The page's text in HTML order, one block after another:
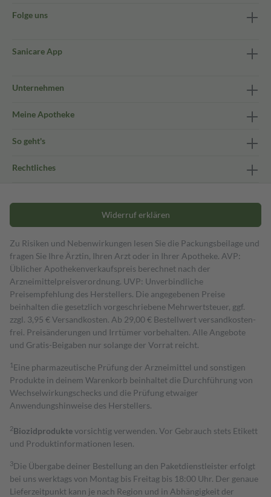
Folge uns
Sanicare App
Unternehmen
Meine Apotheke
So geht's
Rechtliches
Widerruf erklären
Zu Risiken und Nebenwirkungen lesen Sie die Packungsbeilage und
fragen Sie Ihre Ärztin, Ihren Arzt oder in Ihrer Apotheke. AVP:
Üblicher Apothekenverkaufspreis berechnet nach der
Arzneimittelpreisverordnung. UVP: Unverbindliche
Preisempfehlung des Herstellers. Die angegebenen Preise
beinhalten die gesetzlich vorgeschriebene Mehrwertsteuer, ggf.
zzgl. 3,95 € Versandkosten. Ab 29,00 € Bestell­wert versand­kosten­
frei. Preisänderungen und Irrtümer vorbehalten. Alle Angebote
und Gratis-Beigaben nur solange der Vorrat reicht.
1 Eine pharmazeutische Prüfung der Arzneimittel und sonstigen
Produkte in deinem Warenkorb beinhaltet die Durchführung von
Wechselwirkungschecks und die Prüfung etwaiger
Anwendungshinweise des Herstellers.
2Biozidproduktevorsichtig verwenden. Vor Gebrauch stets Etikett
und Produktinformationen lesen.
3Die Übergabe deiner Bestellung an den Paketdienstleister erfolgt
bei uns werktags von Montag bis Freitag bis 18:00 Uhr. Der genaue
Lieferzeitpunkt kann je nach Region und in Abhängigkeit der